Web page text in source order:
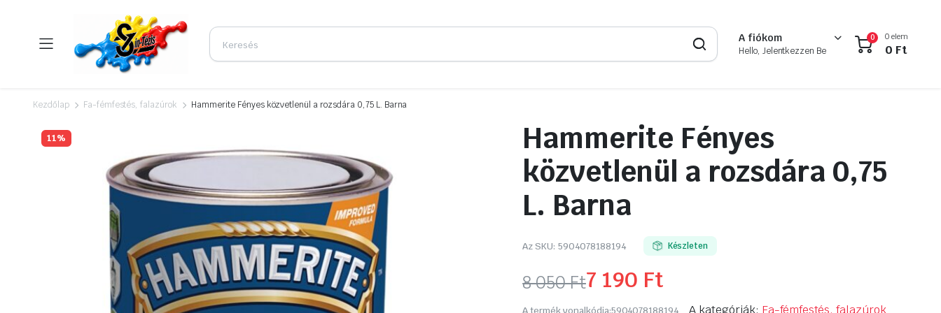
A fiókom
Hello, Jelentkezzen Be
0 0 elem
0 Ft
Kezdőlap Fa-fémfestés, falazúrok Hammerite Fényes közvetlenül a rozsdára 0,75 L. Barna
11%
Hammerite Fényes
közvetlenül a rozsdára 0,75
L. Barna
Az SKU: 5904078188194 Készleten
8 050Ft
Original
7 190 Ft
Current
A kategóriák: Fa-fémfestés, falazúrok